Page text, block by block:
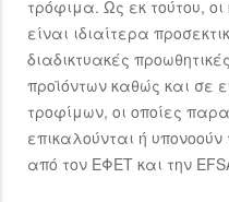
τρόφιμα. Ως εκ τούτου,
είναι ιδιαίτερα
διαδικτυακές
προϊόντων καθώς και σε
τροφίμων, οι οποίες
επικαλούνται ή
από τον ΕΦΕΤ και την